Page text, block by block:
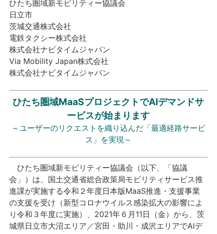
サービス
個人向けサービス
法人向けサービス
採用情報
English
ひたち圏域新モビリティー協議会
日立市
茨城交通株式会社
電鉄タクシー株式会社
株式会社ナビタイムジャパン
Via Mobility Japan株式会社
株式会社ナビタイムジャパン
ひたち圏域MaaSプロジェクトでAIデマンドサ
ービスが始まります
～ユーザーのリクエストを織り込んだ「最適経路サービ
ス」を実現～
ひたち圏域新モビリティー協議会（以下、「協議
会」）は、国土交通省総合政策局モビリティサービス推
進課が実施する令和２年度日本版MaaS推進・支援事業
の支援を受け（新型コロナウイルス感染拡大の影響によ
り令和３年度に実施）、2021年６月11日（金）から、茨
城県日立市大沼エリア／宮田・助川・成沢エリアでAIデ